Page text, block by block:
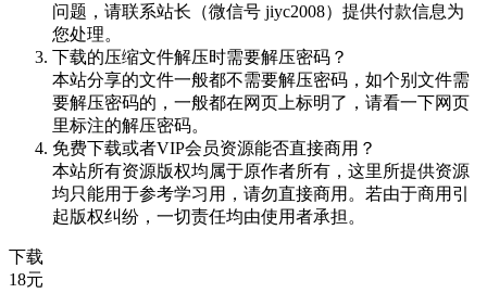
问题，请联系站长（微信号 jiyc2008）提供付款信息为
您处理。
下载的压缩文件解压时需要解压密码？
本站分享的文件一般都不需要解压密码，如个别文件需
要解压密码的，一般都在网页上标明了，请看一下网页
里标注的解压密码。
免费下载或者VIP会员资源能否直接商用？
本站所有资源版权均属于原作者所有，这里所提供资源
均只能用于参考学习用，请勿直接商用。若由于商用引
起版权纠纷，一切责任均由使用者承担。
下载
18元